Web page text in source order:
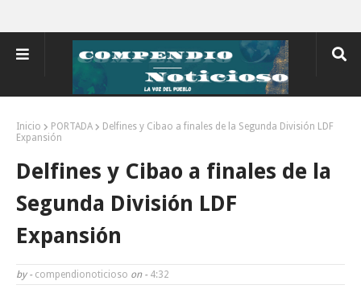
Inicio PORTADA
Delfines y Cibao a finales de la Segunda División LDF
Expansión
Delfines y Cibao a finales de la
Segunda División LDF
Expansión
by - compendionoticioso on - 4:32